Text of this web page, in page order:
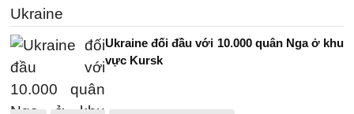
Ukraine đối đầu với 10.000 quân Nga ở khu
vực Kursk